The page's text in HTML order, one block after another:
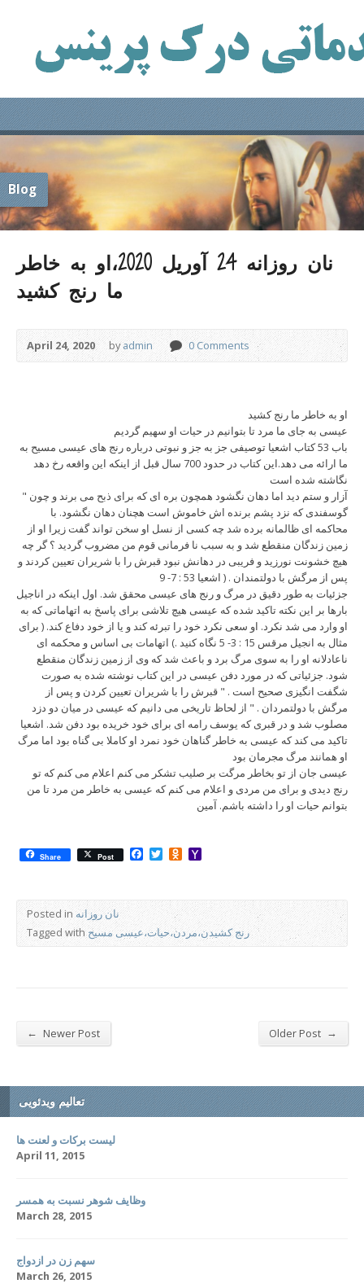
Blog
نان روزانه 24 آوریل 2020،او به خاطر
ما رنج کشید
April 24, 2020 byadmin 0 Comments
او به خاطر ما رنج کشید
عیسی به جای ما مرد تا بتوانیم در حیات او سهیم گردیم
باب 53 کتاب اشعیا توصیفی جز به جز و نبوتی درباره رنج های عیسی مسیح به
ما ارائه می دهد.این کتاب در حدود 700 سال قبل از اینکه این واقعه رخ دهد
نگاشته شده است
" آزار و ستم دید اما دهان نگشود همچون بره ای که برای ذبح می برند و چون
گوسفندی که نزد پشم برنده اش خاموش است هچنان دهان نگشود. با
محاکمه ای ظالمانه برده شد چه کسی از نسل او سخن تواند گفت زیرا او از
زمین زندگان منقطع شد و به سبب نا فرمانی قوم من مضروب گردید ؟ گر چه
هیچ خشونت نورزید و فریبی در دهانش نبود قبرش را با شریران تعیین کردند و
پس از مرگش با دولتمندان . ( اشعیا 53 : 7- 9
جزئیات به طور دقیق در مرگ و رنج های عیسی محقق شد. اول اینکه در اناجیل
بارها بر این نکته تاکید شده که عیسی هیچ تلاشی برای پاسخ به اتهاماتی که به
او وارد می شد نکرد. او سعی نکرد خود را تبرئه کند و یا از خود دفاع کند. ( برای
مثال به انجیل مرقس 15 : 3- 5 نگاه کنید .) اتهامات بی اساس و محکمه ای
ناعادلانه او را به سوی مرگ برد و باعث شد که وی از زمین زندگان منقطع
شود. جزئیاتی که در مورد دفن عیسی در این کتاب نوشته شده به صورت
شگفت انگیزی صحیح است . " قبرش را با شریران تعیین کردن و پس از
مرگش با دولتمردان . " از لحاظ تاریخی می دانیم که عیسی در میان دو دزد
مصلوب شد و در قبری که یوسف رامه ای برای خود خریده بود دفن شد. اشعیا
تاکید می کند که عیسی به خاطر گناهان خود نمرد او کاملا بی گناه بود اما مرگ
او همانند مرگ مجرمان بود
عیسی جان از تو بخاطر مرگت بر صلیب تشکر می کنم اعلام می کنم که تو
رنج دیدی و برای من مردی و اعلام می کنم که عیسی به خاطر من مرد تا من
بتوانم حیات او را داشته باشم. آمین
Share Post Facebook
TwitterOdnoklassniki
Posted in نان روزانه
Tagged withرنج کشیدن،مردن،حیات،عیسی مسیح
← Newer Post Older Post →
تعالیم ویدئویی
لیست برکات و لعنت ها
April 11, 2015
وظایف شوهر نسبت به همسر
March 28, 2015
سهم زن در ازدواج
March 26, 2015